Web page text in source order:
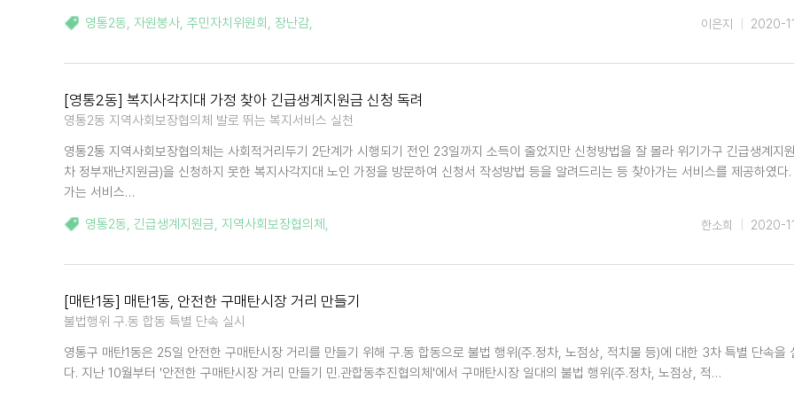
영통2동, 자원봉사, 주민자치위원회 , 장난감, 2020-
이은지
[영통2동] 복지사각지대 가정 찾아 긴급생계지원금 신청 독려
영통2동 지역사회보장협의체 발로 뛰는 복지서비스 실천
영통2통 지역사회보장협의체는 사회적거리두기 2단계가 시행되기 전인 23일까지 소득이 줄었지만 신청방법을 잘 몰라 위기가구 긴급생계지
차 정부재난지원금)을 신청하지 못한 복지사각지대 노인 가정을 방문하여 신청서 작성방법 등을 알려드리는 등 찾아가는 서비스를 제공하였다
가는 서비스…
영통2동, 긴급생계지원금, 지역사회보장협의체 , 2020-
한소희
[매탄1동] 매탄1동, 안전한 구매탄시장 거리 만들기
불법행위 구․동 합동 특별 단속 실시
영통구 매탄1동은 25일 안전한 구매탄시장 거리를 만들기 위해 구․동 합동으로 불법 행위(주․정차, 노점상, 적치물 등)에 대한 3차 특별 단속을
다. 지난 10월부터 '안전한 구매탄시장 거리 만들기 민․관합동추진협의체'에서 구매탄시장 일대의 불법 행위(주․정차, 노점상, 적…